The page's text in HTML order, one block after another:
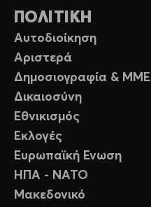
ΠΟΛΙΤΙΚΗ
Αυτοδιοίκηση
Αριστερά
Δημοσιογραφία & ΜΜΕ
Δικαιοσύνη
Εθνικισμός
Εκλογές
Ευρωπαϊκή Ενωση
ΗΠΑ - ΝΑΤΟ
Μακεδονικό